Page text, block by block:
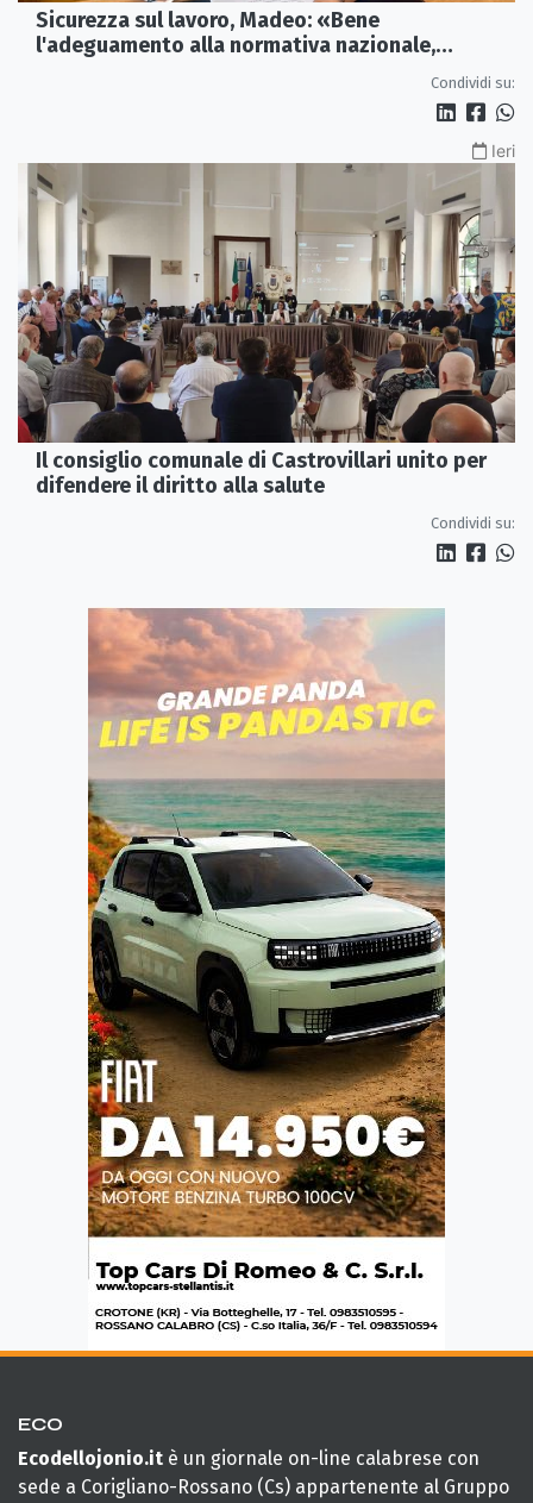
Sicurezza sul lavoro, Madeo: «Bene
l'adeguamento alla normativa nazionale,
Condividi su:
Ieri
Il consiglio comunale di Castrovillari unito per
difendere il diritto alla salute
Condividi su:
ECO
Ecodellojonio.it è un giornale on-line calabrese con
sede a Corigliano-Rossano (Cs) appartenente al Gruppo